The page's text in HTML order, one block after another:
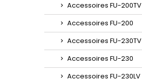
Accessoires FU-200TV
Accessoires FU-200
Accessoires FU-230TV
Accessoires FU-230
Accessoires FU-230LV